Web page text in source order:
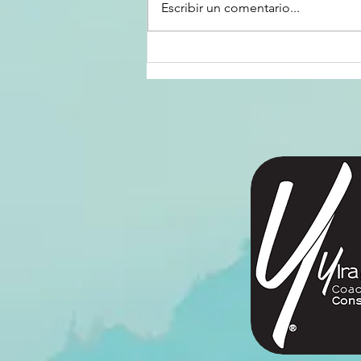
Escribir un comentario...